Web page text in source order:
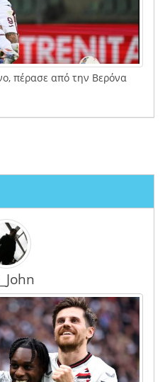
πέρασε από την Βερόνα